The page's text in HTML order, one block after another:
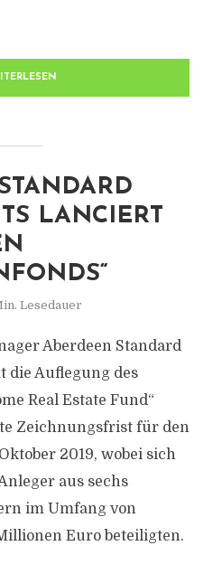
LANCIERT
Lesedauer
Aberdeen Standard
die Auflegung des
Real Estate Fund“
Zeichnungsfrist für den
2019, wobei sich
aus sechs
im Umfang von
Euro beteiligten.